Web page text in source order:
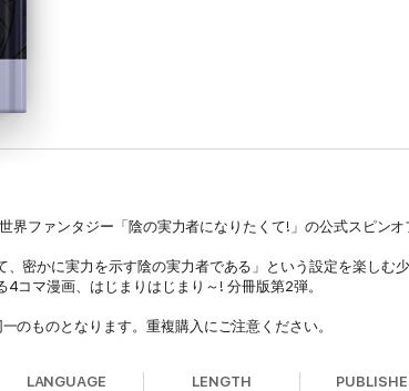
界ファンタジー「陰の実力者になりたくて!」の公式スピンオ
密かに実力を示す陰の実力者である」という設定を楽しむ
コマ漫画、はじまりはじまり～! 分冊版第2弾。
のものとなります。重複購入にご注意ください。
LANGUAGE LENGTH